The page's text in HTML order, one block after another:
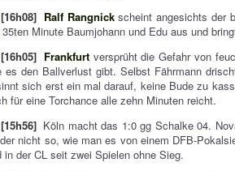
[16h08] Ralf Rangnickscheint angesichts der
Minute Baumjohann und Edu aus und
[16h05] Frankfurtversprüht die Gefahr von
es den Ballverlust gibt. Selbst Fährmann
sich erst ein mal darauf, keine Bude zu
für eine Torchance alle zehn Minuten reicht.
[15h56] Köln macht das 1:0 gg Schalke 04.
nicht so, wie man es von einem DFB-
in der CL seit zwei Spielen ohne Sieg.